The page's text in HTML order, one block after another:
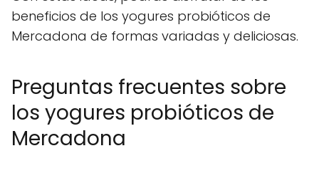
beneficios de los yogures probióticos de
Mercadona de formas variadas y deliciosas.
Preguntas frecuentes sobre
los yogures probióticos de
Mercadona